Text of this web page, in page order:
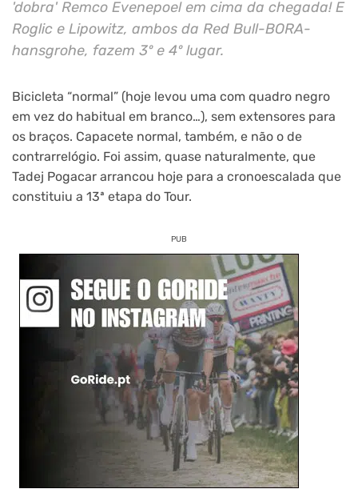
'dobra' Remco Evenepoel em cima da chegada! E
Roglic e Lipowitz, ambos da Red Bull-BORA-
hansgrohe, fazem 3º e 4º lugar.
Bicicleta “normal” (hoje levou uma com quadro negro
em vez do habitual em branco…), sem extensores para
os braços. Capacete normal, também, e não o de
contrarrelógio. Foi assim, quase naturalmente, que
Tadej Pogacar arrancou hoje para a cronoescalada que
constituiu a 13ª etapa do Tour.
PUB